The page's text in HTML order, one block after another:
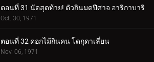
ตอนที่ 31 นัดสุดท้าย! ตัวกินมดปีศาจ อาริกาบาริ
Oct. 30, 1971
ตอนที่ 32 ดอกไม้กินคน โดกุดาเลี่ยน
Nov. 06, 1971